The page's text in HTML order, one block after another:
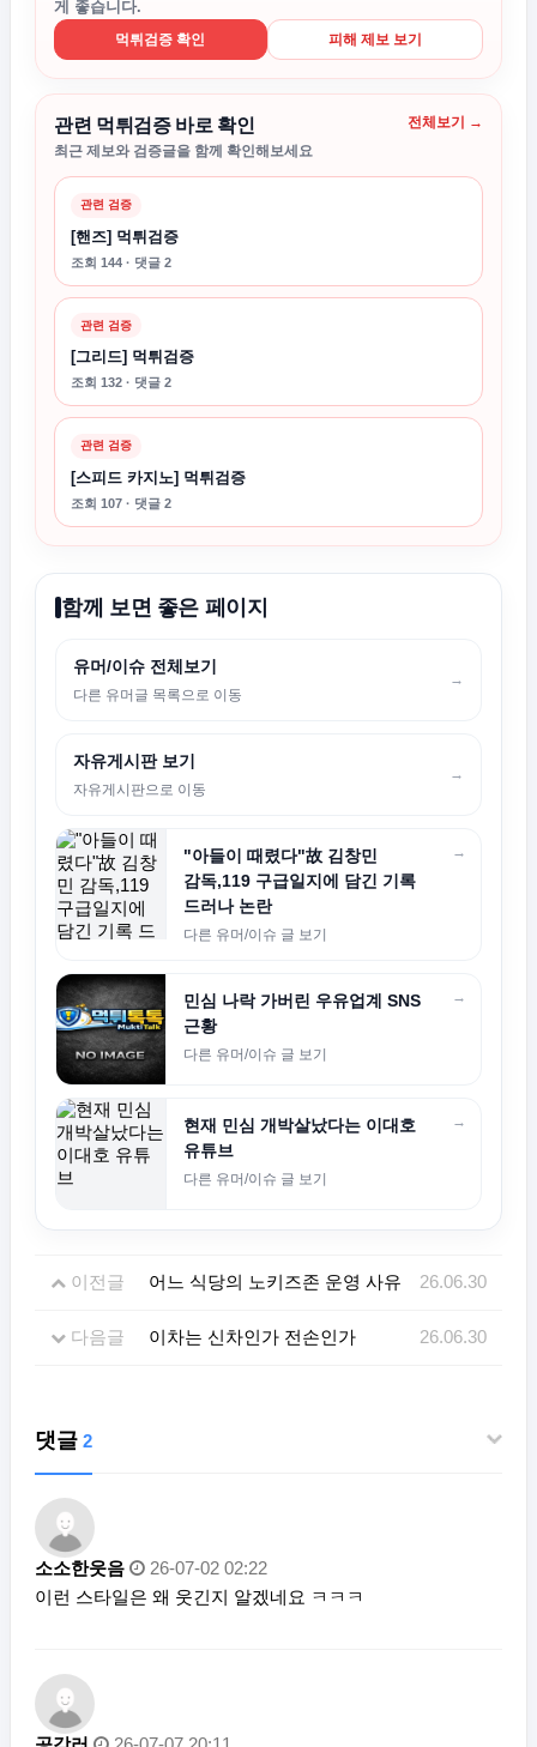
게 좋습니다.
먹튀검증 확인 피해 제보 보기
관련 먹튀검증 바로 확인
최근 제보와 검증글을 함께 확인해보세요
전체보기 →
관련 검증
[핸즈] 먹튀검증
조회 144 · 댓글 2
관련 검증
[그리드] 먹튀검증
조회 132 · 댓글 2
관련 검증
[스피드 카지노] 먹튀검증
조회 107 · 댓글 2
함께 보면 좋은 페이지
유머/이슈 전체보기
다른 유머글 목록으로 이동
→
자유게시판 보기
자유게시판으로 이동
→
"아들이 때렸다"故 김창민
감독,119 구급일지에 담긴 기록
드러나 논란
다른 유머/이슈 글 보기
→
민심 나락 가버린 우유업계 SNS
근황
다른 유머/이슈 글 보기
→
현재 민심 개박살났다는 이대호
유튜브
다른 유머/이슈 글 보기
→
이전글 어느 식당의 노키즈존 운영 사유 26.06.30
다음글 이차는 신차인가 전손인가 26.06.30
댓글 2
소소한웃음
26-07-02 02:22
이런 스타일은 왜 웃긴지 알겠네요 ㅋㅋㅋ